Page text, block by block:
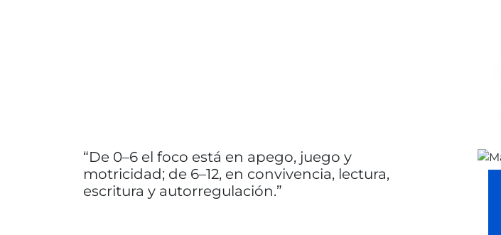
De 0–6 el foco está en apego, juego y
motricidad; de 6–12, en convivencia, lectura,
escritura y autorregulación.